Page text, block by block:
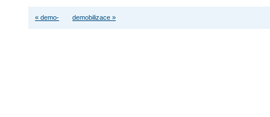
« demo- demobilizace »